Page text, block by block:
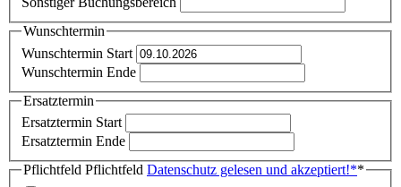
Wunschtermin
Wunschtermin Start
Wunschtermin Ende
Ersatztermin
Ersatztermin Start
Ersatztermin Ende
Pflichtfeld Pflichtfeld Datenschutz gelesen und akzeptiert!**